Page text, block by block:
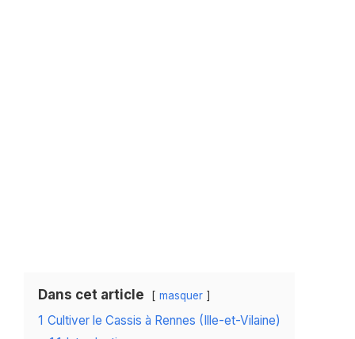
Dans cet article masquer
1 Cultiver le Cassis à Rennes (Ille-et-Vilaine)